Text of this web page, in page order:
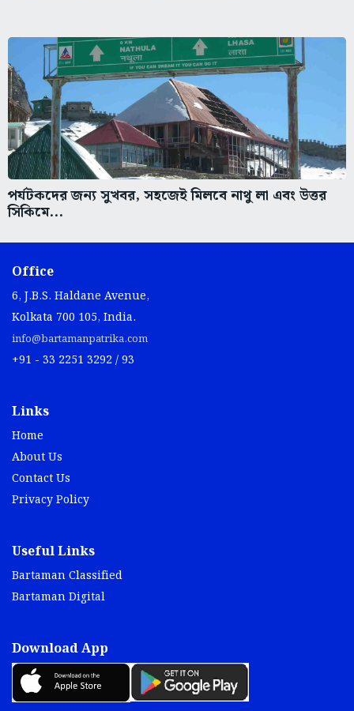
পর্যটকদের জন্য সুখবর, সহজেই মিলবে নাথু লা এবং উত্তর
সিকিমে...
Office
6, J.B.S. Haldane Avenue,
Kolkata 700 105, India.
info@bartamanpatrika.com
+91 - 33 2251 3292 / 93
Links
Home
About Us
Contact Us
Privacy Policy
Useful Links
Bartaman Classified
Bartaman Digital
Download App